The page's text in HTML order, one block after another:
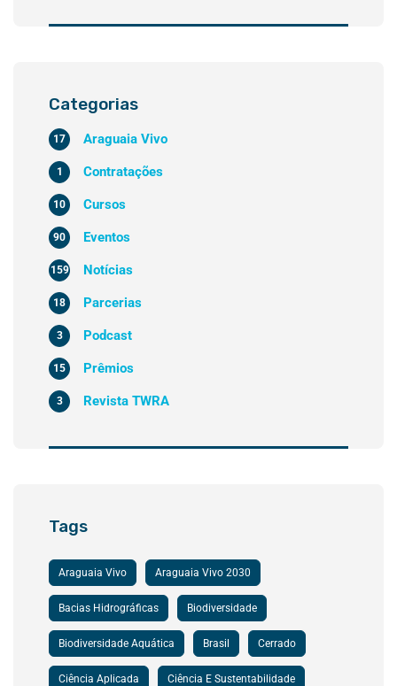
Categorias
Araguaia Vivo
17
Contratações
1
Cursos
10
Eventos
90
Notícias
159
Parcerias
18
Podcast
3
Prêmios
15
Revista TWRA
3
Tags
Araguaia Vivo Araguaia Vivo 2030
Bacias Hidrográficas Biodiversidade
Biodiversidade Aquática Brasil Cerrado
Ciência Aplicada Ciência E Sustentabilidade